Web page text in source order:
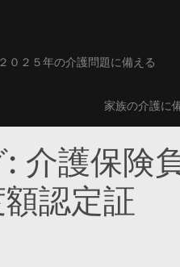
２０２５年の介護問題に備える
家族の介護に
介護保険
認定証